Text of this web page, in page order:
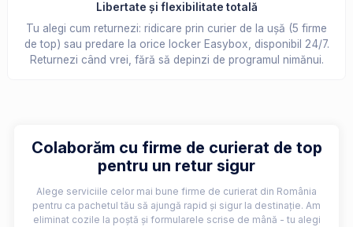
Libertate și flexibilitate totală
Tu alegi cum returnezi: ridicare prin curier de la ușă (5 firme
de top) sau predare la orice locker Easybox, disponibil 24/7.
Returnezi când vrei, fără să depinzi de programul nimănui.
Colaborăm cu firme de curierat de top
pentru un retur sigur
Alege serviciile celor mai bune firme de curierat din România
pentru ca pachetul tău să ajungă rapid și sigur la destinație. Am
eliminat cozile la poștă și formularele scrise de mână - tu alegi